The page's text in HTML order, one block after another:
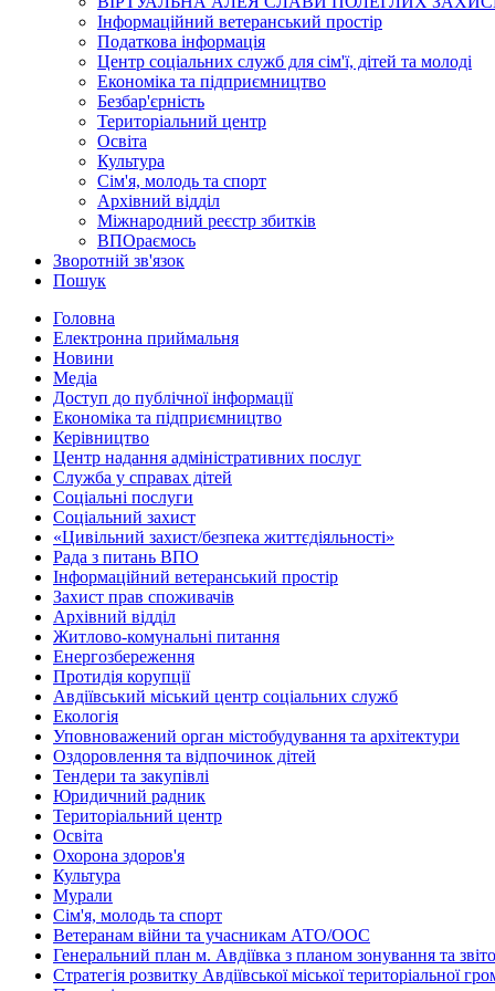
Інформаційний ветеранський простір
Податкова інформація
Центр соціальних служб для сім'ї, дітей та молоді
Економіка та підприємництво
Безбар'єрність
Територіальний центр
Освіта
Культура
Сім'я, молодь та спорт
Архівний відділ
Міжнародний реєстр збитків
ВПОраємось
Зворотній зв'язок
Пошук
Головна
Електронна приймальня
Новини
Медіа
Доступ до публічної інформації
Економіка та підприємництво
Керівництво
Центр надання адміністративних послуг
Служба у справах дітей
Соціальні послуги
Соціальний захист
«Цивільний захист/безпека життєдіяльності»
Рада з питань ВПО
Інформаційний ветеранський простір
Захист прав споживачів
Архівний відділ
Житлово-комунальні питання
Енергозбереження
Протидія корупції
Авдіївський міський центр соціальних служб
Екологія
Уповноважений орган містобудування та архітектури
Оздоровлення та відпочинок дітей
Тендери та закупівлі
Юридичний радник
Територіальний центр
Освіта
Охорона здоров'я
Культура
Мурали
Сім'я, молодь та спорт
Ветеранам війни та учасникам АТО/ООС
Генеральний план м. Авдіївка з планом зонування та
Стратегія розвитку Авдіївської міської територіальної